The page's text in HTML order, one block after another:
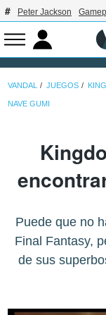
Peter Jackson
VANDAL JUEGOS
NAVE GUMI
Puede que no
Final Fantasy,
de sus